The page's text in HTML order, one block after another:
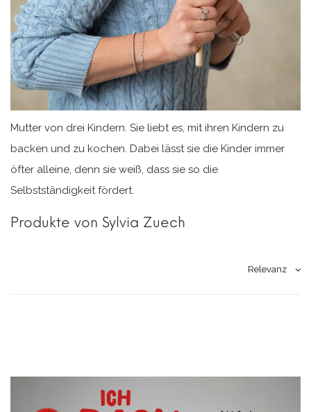
Mutter von drei Kindern. Sie liebt es, mit ihren Kindern zu
backen und zu kochen. Dabei lässt sie die Kinder immer
öfter alleine, denn sie weiß, dass sie so die
Selbstständigkeit fördert.
Produkte von Sylvia Zuech
Relevanz